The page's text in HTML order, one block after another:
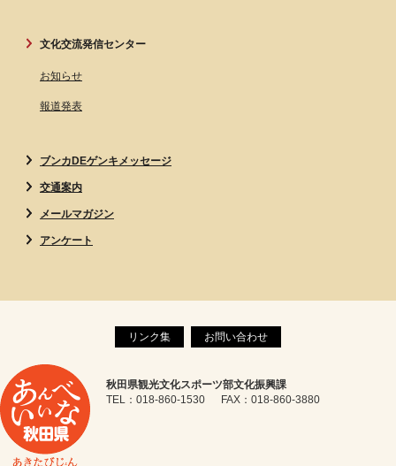
文化交流発信センター
お知らせ
報道発表
ブンカDEゲンキメッセージ
交通案内
メールマガジン
アンケート
リンク集 お問い合わせ
秋田県観光文化スポーツ部文化振興課
TEL：018-860-1530 FAX：018-860-3880